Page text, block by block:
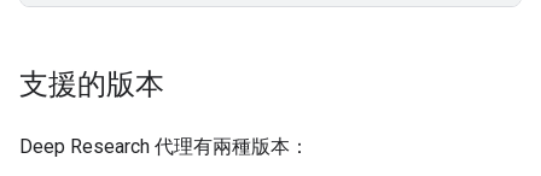
支援的版本
Deep Research 代理有兩種版本：